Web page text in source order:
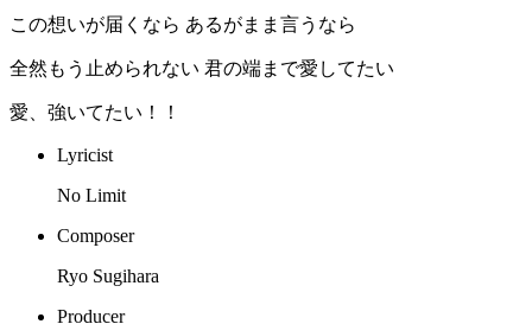
この想いが届くなら あるがまま言うなら
全然もう止められない 君の端まで愛してたい
愛、強いてたい！！
Lyricist
No Limit
Composer
Ryo Sugihara
Producer